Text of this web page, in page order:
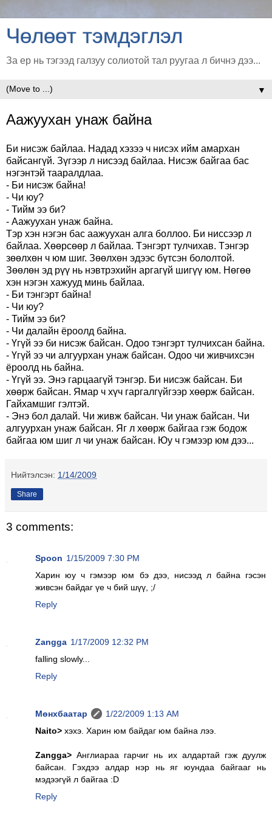
Чөлөөт тэмдэглэл
За ер нь тэгээд галзуу солиотой тал руугаа л бичнэ дээ...
▼
Аажуухан унаж байна
Би нисэж байлаа. Надад хэзээ ч нисэх ийм амархан
байсангүй. Зүгээр л нисээд байлаа. Нисэж байгаа бас
нэгэнтэй тааралдлаа.
- Би нисэж байна!
- Чи юу?
- Тийм ээ би?
- Аажуухан унаж байна.
Тэр хэн нэгэн бас аажуухан алга боллоо. Би ниссээр л
байлаа. Хөөрсөөр л байлаа. Тэнгэрт тулчихав. Тэнгэр
зөөлхөн ч юм шиг. Зөөлхөн эдээс бүтсэн бололтой.
Зөөлөн эд рүү нь нэвтрэхийн аргагүй шигүү юм. Нөгөө
хэн нэгэн хажууд минь байлаа.
- Би тэнгэрт байна!
- Чи юу?
- Тийм ээ би?
- Чи далайн ёроолд байна.
- Үгүй ээ би нисэж байсан. Одоо тэнгэрт тулчихсан байна.
- Үгүй ээ чи алгуурхан унаж байсан. Одоо чи живчихсэн
ёроолд нь байна.
- Үгүй ээ. Энэ гарцаагүй тэнгэр. Би нисэж байсан. Би
хөөрж байсан. Ямар ч хүч гаргалгүйгээр хөөрж байсан.
Гайхамшиг гэлтэй.
- Энэ бол далай. Чи живж байсан. Чи унаж байсан. Чи
алгуурхан унаж байсан. Яг л хөөрж байгаа гэж бодож
байгаа юм шиг л чи унаж байсан. Юу ч гэмээр юм дээ...
Нийтэлсэн: 1/14/2009
Share
3 comments:
Spoon 1/15/2009 7:30 PM
Харин юу ч гэмээр юм бэ дээ, нисээд л байна гэсэн
живсэн байдаг үе ч бий шүү, ;/
Reply
Zangga 1/17/2009 12:32 PM
falling slowly...
Reply
Мөнхбаатар
1/22/2009 1:13 AM
Naito> хэхэ. Харин юм байдаг юм байна лээ.
Zangga> Англиараа гарчиг нь их алдартай гэж дуулж
байсан. Гэхдээ алдар нэр нь яг юундаа байгааг нь
мэдээгүй л байгаа :D
Reply